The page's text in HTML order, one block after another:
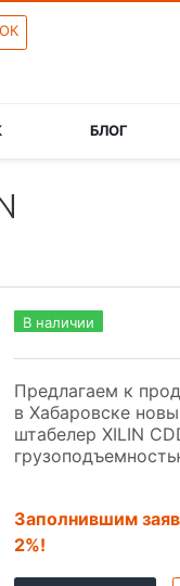
БЛОГ
В наличии
Предлагаем к
в Хабаровске
штабелер XILIN
Заполнившим
2%!